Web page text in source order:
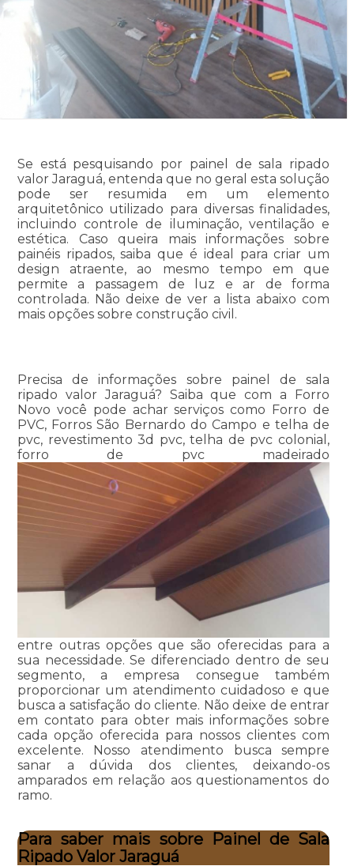
Se está pesquisando por painel de sala ripado
valor Jaraguá, entenda que no geral esta solução
pode ser resumida em um elemento
arquitetônico utilizado para diversas finalidades,
incluindo controle de iluminação, ventilação e
estética. Caso queira mais informações sobre
painéis ripados, saiba que é ideal para criar um
design atraente, ao mesmo tempo em que
permite a passagem de luz e ar de forma
controlada. Não deixe de ver a lista abaixo com
mais opções sobre construção civil.
Precisa de informações sobre painel de sala
ripado valor Jaraguá? Saiba que com a Forro
Novo você pode achar serviços como Forro de
PVC, Forros São Bernardo do Campo e telha de
pvc, revestimento 3d pvc, telha de pvc colonial,
forro de pvc madeirado
entre outras opções que são oferecidas para a
sua necessidade. Se diferenciado dentro de seu
segmento, a empresa consegue também
proporcionar um atendimento cuidadoso e que
busca a satisfação do cliente. Não deixe de entrar
em contato para obter mais informações sobre
cada opção oferecida para nossos clientes com
excelente. Nosso atendimento busca sempre
sanar a dúvida dos clientes, deixando-os
amparados em relação aos questionamentos do
ramo.
Para saber mais sobre Painel de Sala
Ripado Valor Jaraguá